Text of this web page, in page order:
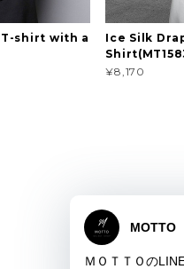
shirt with a
Ice Silk
¥8,170